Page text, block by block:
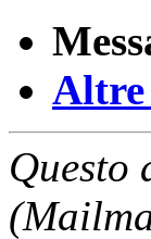
Altre
Questo